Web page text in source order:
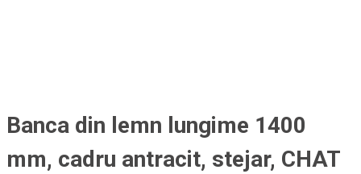
Banca din lemn lungime 1400
mm, cadru antracit, stejar, CHAT